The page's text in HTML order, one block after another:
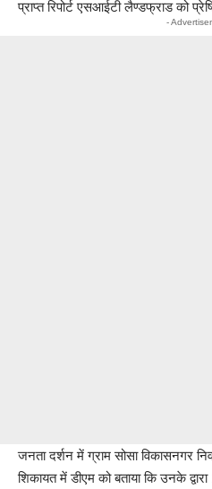
प्राप्त रिपोर्ट एसआईटी लैण्डफ्राड को
-
जनता दर्शन में ग्राम सोसा विकासनगर
शिकायत में डीएम को बताया कि उनके